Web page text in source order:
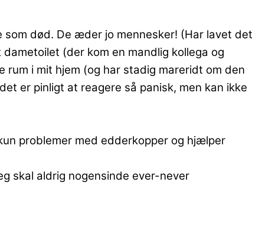
død. De æder jo mennesker! (Har lavet det
(der kom en mandlig kollega og
i mit hjem (og har stadig mareridt om den
er pinligt at reagere så panisk, men kan ikke
problemer med edderkopper og hjælper
skal aldrig nogensinde ever-never